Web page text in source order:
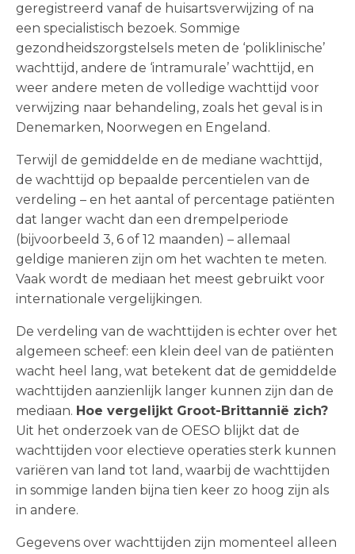
geregistreerd vanaf de huisartsverwijzing of na
een specialistisch bezoek. Sommige
gezondheidszorgstelsels meten de ‘poliklinische’
wachttijd, andere de ‘intramurale’ wachttijd, en
weer andere meten de volledige wachttijd voor
verwijzing naar behandeling, zoals het geval is in
Denemarken, Noorwegen en Engeland.
Terwijl de gemiddelde en de mediane wachttijd,
de wachttijd op bepaalde percentielen van de
verdeling – en het aantal of percentage patiënten
dat langer wacht dan een drempelperiode
(bijvoorbeeld 3, 6 of 12 maanden) – allemaal
geldige manieren zijn om het wachten te meten.
Vaak wordt de mediaan het meest gebruikt voor
internationale vergelijkingen.
De verdeling van de wachttijden is echter over het
algemeen scheef: een klein deel van de patiënten
wacht heel lang, wat betekent dat de gemiddelde
wachttijden aanzienlijk langer kunnen zijn dan de
mediaan. Hoe vergelijkt Groot-Brittannië zich?
Uit het onderzoek van de OESO blijkt dat de
wachttijden voor electieve operaties sterk kunnen
variëren van land tot land, waarbij de wachttijden
in sommige landen bijna tien keer zo hoog zijn als
in andere.
Gegevens over wachttijden zijn momenteel alleen